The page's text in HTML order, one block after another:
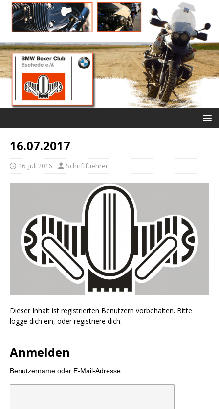
16.07.2017
16. Juli 2016 Schriftfuehrer
Dieser Inhalt ist registrierten Benutzern vorbehalten. Bitte
logge dich ein, oder registriere dich.
Anmelden
Benutzername oder E-Mail-Adresse